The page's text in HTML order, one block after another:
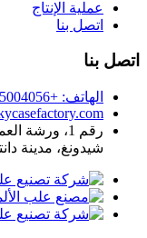
عملية الإنتاج
اتصل بنا
اتصل بنا
الهاتف: +8613925004056
شيدونغ، مدينة